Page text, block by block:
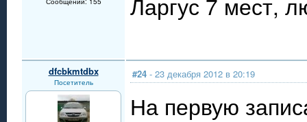
dfcbkmtdbx
Посетитель
#24 - 23 декабря 2012 в 20:19
На первую